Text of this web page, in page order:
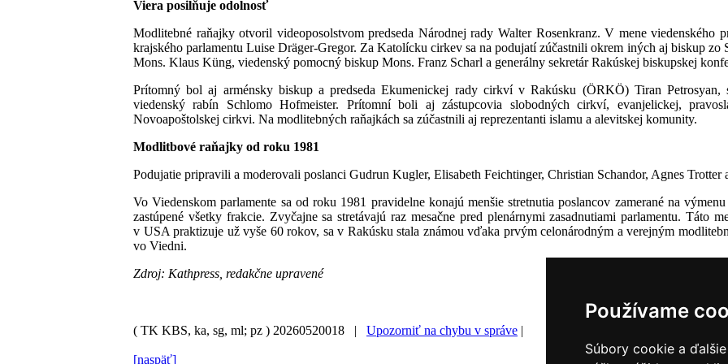
Používame
Súbory cookie a
Viera posilňuje odolnosť
Modlitebné raňajky otvoril videoposolstvom predseda Národnej rady Walter Rosenkranz. V mene viedenského
krajského parlamentu Luise Dräger-Gregor. Za Katolícku cirkev sa na podujatí zúčastnili okrem iných aj biskup zo
Mons. Klaus Küng, viedenský pomocný biskup Mons. Franz Scharl a generálny sekretár Rakúskej biskupskej
Prítomný bol aj arménsky biskup a predseda Ekumenickej rady cirkví v Rakúsku (ÖRKÖ) Tiran Petrosyan,
viedenský rabín Schlomo Hofmeister. Prítomní boli aj zástupcovia slobodných cirkví, evanjelickej,
Novoapoštolskej cirkvi. Na modlitebných raňajkách sa zúčastnili aj reprezentanti islamu a alevitskej komunity.
Modlitbové raňajky od roku 1981
Podujatie pripravili a moderovali poslanci Gudrun Kugler, Elisabeth Feichtinger, Christian Schandor, Agnes
Vo Viedenskom parlamente sa od roku 1981 pravidelne konajú menšie stretnutia poslancov zamerané na
zastúpené všetky frakcie. Zvyčajne sa stretávajú raz mesačne pred plenárnymi zasadnutiami parlamentu. Táto
v USA praktizuje už vyše 60 rokov, sa v Rakúsku stala známou vďaka prvým celonárodným a verejným
vo Viedni.
Zdroj: Kathpress, redakčne upravené
( TK KBS, ka, sg, ml; pz ) 20260520018 | Upozorniť na chybu v správe |
[naspäť]